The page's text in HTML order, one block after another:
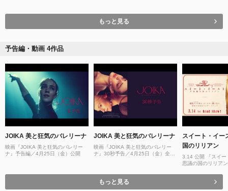
もっと見る
予告編・動画 4作品
JOIKA 美と狂気のバレリーナ
映画『JOIKA 美と狂気のバレリー
ナ』予告編／4月25日（金）公開
JOIKA 美と狂気のバレリーナ
映画『JOIKA 美と狂気のバレリー
ナ』30秒予告／4月25日（金）全国
スイート・イー
国のリリアン
3.14 公開 『スイー
思議の国のリリア
もっと見る